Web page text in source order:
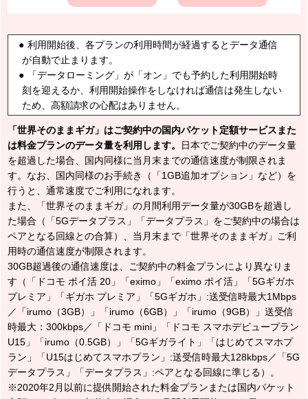
利用開始後、各プランの利用時間が経過するとデータ通信
が自動で止まります。
「データローミング」が「オン」でも予約した利用開始時
刻を迎えるか、利用開始操作をしなければ通信は発生しない
ため、高額請求の心配はありません。
「世界そのままギガ」はご契約中の国内パケット定額サービスまた
は料金プランのデータ量を利用します。
日本でご契約中のデータ量
を超過した場合、国内同様に当月末までの通信速度が制限されま
す。なお、国内同様のお手続き（「1GB追加オプション」など）を
行うと、通常速度でご利用になれます。
また、「世界そのままギガ」の月間利用データ量が30GBを超過し
た場合（「5Gデータプラス」「データプラス」をご契約中の場合は
ペアとなる回線との合算）、当月末まで「世界そのままギガ」ご利
用時の通信速度が制限されます。
30GB超過後の通信速度は、ご契約中の料金プランにより異なりま
す（「ドコモ ポイ活 20」「eximo」「eximo ポイ活」「5Gギガホ
プレミア」「ギガホ プレミア」「5Gギガホ」:送受信時最大1Mbps
／「irumo（3GB）」「irumo（6GB）」「irumo（9GB）」送受信
時最大：300kbps／「ドコモ mini」「ドコモ スマホデビュープラン
U15」「irumo（0.5GB）」「5Gギガライト」「はじめてスマホプ
ラン」「U15はじめてスマホプラン」:送受信時最⼤128kbps／「5G
データプラス」「データプラス」:ペアとなる回線に準じる）。
※2020年2月以前に提供開始された料金プランまたは国内パケット